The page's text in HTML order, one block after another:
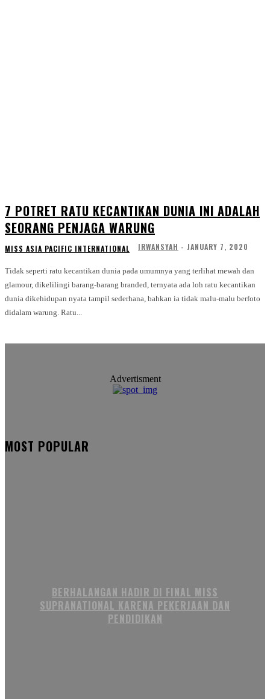
7 POTRET RATU KECANTIKAN DUNIA INI ADALAH
SEORANG PENJAGA WARUNG
MISS ASIA PACIFIC INTERNATIONAL IRWANSYAH - JANUARY 7, 2020
Tidak seperti ratu kecantikan dunia pada umumnya yang terlihat mewah dan
glamour, dikelilingi barang-barang branded, ternyata ada loh ratu kecantikan
dunia dikehidupan nyata tampil sederhana, bahkan ia tidak malu-malu berfoto
didalam warung. Ratu...
Advertisment
MOST POPULAR
BERHALANGAN HADIR DI FINAL MISS
SUPRANATIONAL KARENA PEKERJAAN DAN
PENDIDIKAN